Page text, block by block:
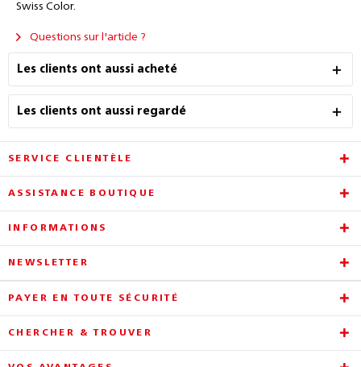
Swiss Color.
Questions sur l'article ?
Les clients ont aussi acheté
Les clients ont aussi regardé
SERVICE CLIENTÈLE
ASSISTANCE BOUTIQUE
INFORMATIONS
NEWSLETTER
PAYER EN TOUTE SÉCURITÉ
CHERCHER & TROUVER